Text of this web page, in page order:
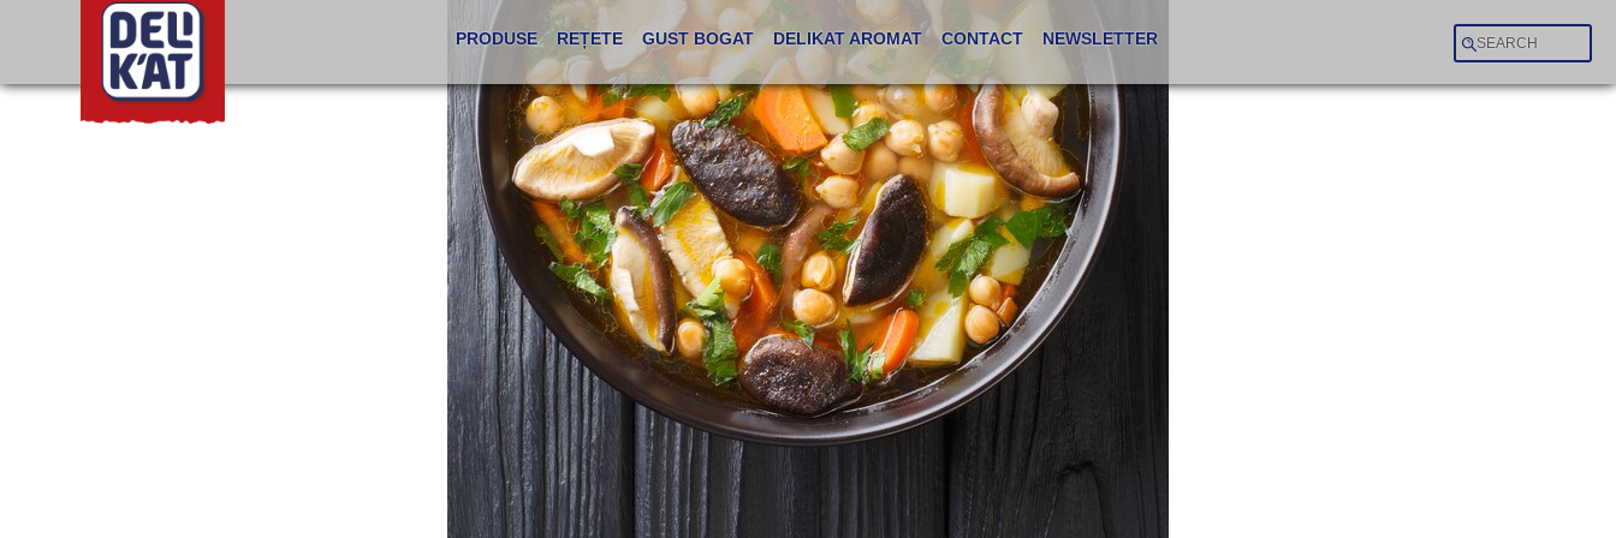
PRODUSE REȚETE GUST BOGAT DELIKAT AROMAT CONTACT NEWSLETTER SEARCH